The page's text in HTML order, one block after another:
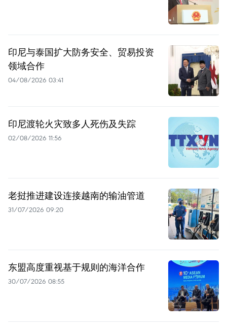
印尼与泰国扩大防务安全、贸易投资
领域合作
04/08/2026 03:41
印尼渡轮火灾致多人死伤及失踪
02/08/2026 11:56
老挝推进建设连接越南的输油管道
31/07/2026 09:20
东盟高度重视基于规则的海洋合作
30/07/2026 08:55